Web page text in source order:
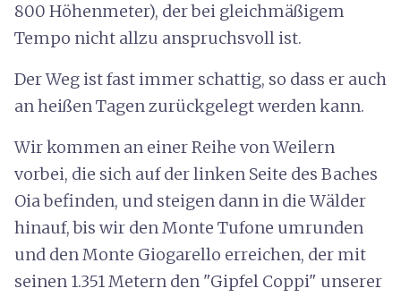
800 Höhenmeter), der bei gleichmäßigem
Tempo nicht allzu anspruchsvoll ist.
Der Weg ist fast immer schattig, so dass er auch
an heißen Tagen zurückgelegt werden kann.
Wir kommen an einer Reihe von Weilern
vorbei, die sich auf der linken Seite des Baches
Oia befinden, und steigen dann in die Wälder
hinauf, bis wir den Monte Tufone umrunden
und den Monte Giogarello erreichen, der mit
seinen 1.351 Metern den "Gipfel Coppi" unserer